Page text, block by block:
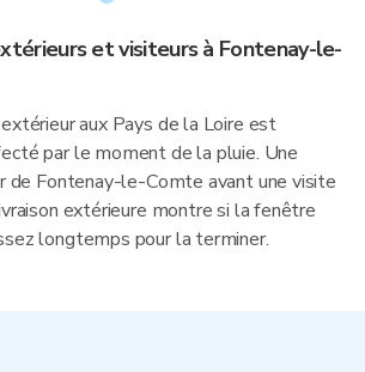
et visiteurs à Fontenay-le-
aux Pays de la Loire est
par le moment de la pluie. Une
de Fontenay-le-Comte avant une visite
extérieure montre si la fenêtre
longtemps pour la terminer.